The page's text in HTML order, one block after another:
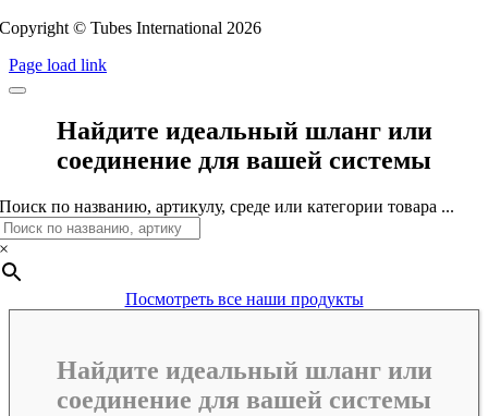
Copyright © Tubes International 2026
Page load link
Найдите идеальный шланг или
соединение для вашей системы
Поиск по названию, артикулу, среде или категории товара ...
×
Посмотреть все наши продукты
Найдите идеальный шланг или
соединение для вашей системы